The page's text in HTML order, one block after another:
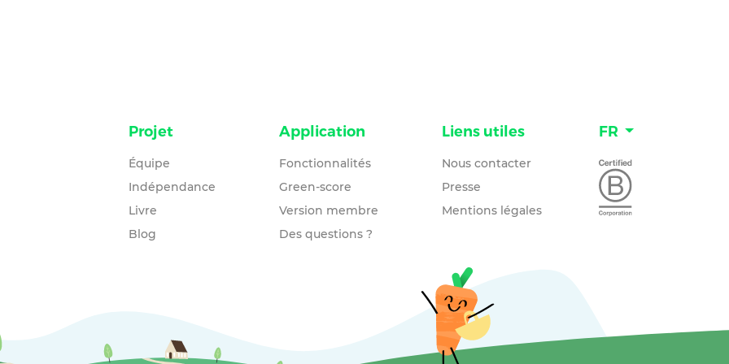
Projet
Équipe
Indépendance
Livre
Blog
Application
Fonctionnalités
Green-score
Version membre
Des questions ?
Liens utiles
Nous contacter
Presse
Mentions légales
FR